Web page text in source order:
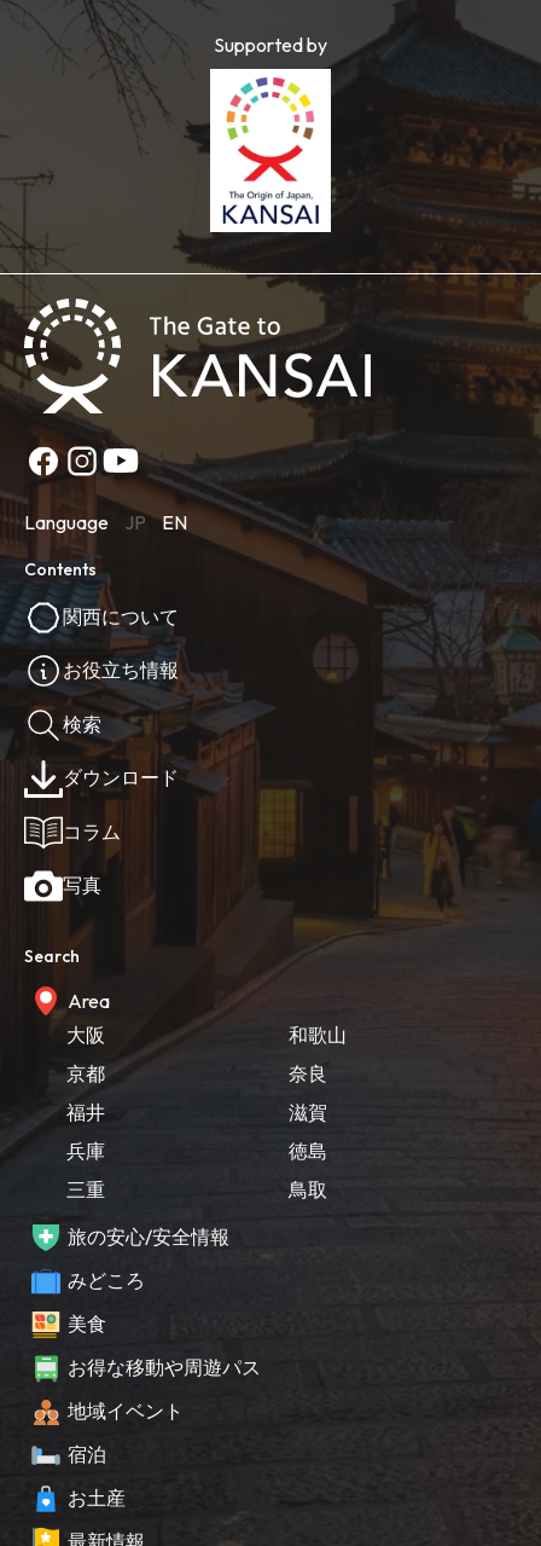
Supported by
Language JP EN
Contents
関西について
お役立ち情報
検索
ダウンロード
コラム
写真
Search
Area
大阪
京都
福井
兵庫
三重
和歌山
奈良
滋賀
徳島
鳥取
旅の安心/安全情報
みどころ
美食
お得な移動や周遊パス
地域イベント
宿泊
お土産